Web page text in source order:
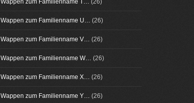
Wappen zum Familienname T… (26)
Wappen zum Familienname U… (26)
Wappen zum Familienname V… (26)
Wappen zum Familienname W… (26)
Wappen zum Familienname X… (26)
Wappen zum Familienname Y… (26)